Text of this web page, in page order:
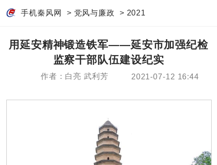
手机秦风网 > 党风与廉政 > 2021
用延安精神锻造铁军——延安市加强纪检
监察干部队伍建设纪实
作者：白亮 武利芳 2021-07-12 16:44